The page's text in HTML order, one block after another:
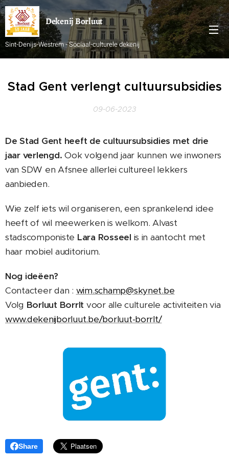
DekenijBorluut
Sint-Denijs-Westrem - Sociaal-culturele dekenij
Stad Gent verlengt cultuursubsidies
09-06-2023
De Stad Gent heeft de cultuursubsidies met drie
jaar verlengd. Ook volgend jaar kunnen we inwoners
van SDW en Afsnee allerlei cultureel lekkers
aanbieden.
Wie zelf iets wil organiseren, een sprankelend idee
heeft of wil meewerken is welkom. Alvast
stadscomponiste Lara Rosseel is in aantocht met
haar mobiel auditorium.
Nog ideëen?
Contacteer dan : wim.schamp@skynet.be
Volg Borluut Borrlt voor alle culturele activiteiten via
www.dekenijborluut.be/borluut-borrlt/
Share